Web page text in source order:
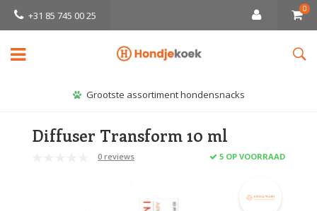
+31 85 745 00 25
0
Grootste assortiment hondensnacks
Diffuser Transform 10 ml
0 reviews 5 OP VOORRAAD